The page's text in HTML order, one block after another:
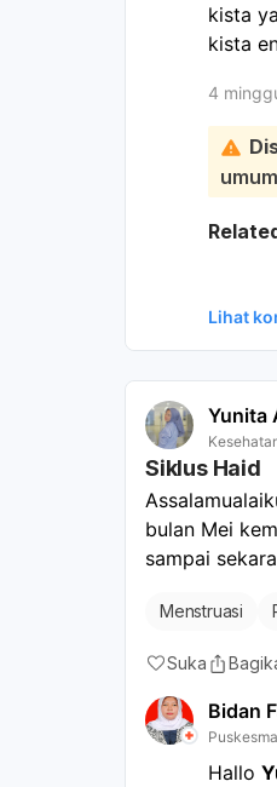
kista
kista
benar
Tetap
4
Lihat
Yunita
Siklus Haid
bulan Mei
sampai
Menstruasi
Suka
Bidan
Hallo